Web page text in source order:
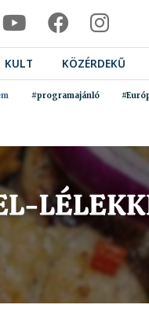
KULT KÖZÉRDEKŰ
#programajánló